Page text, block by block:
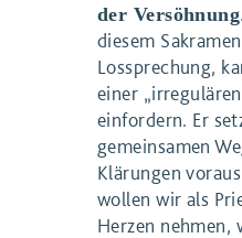
der Versöhnung
diesem
Lossprechung,
einer
einfordern. Er
gemeinsamen
Klärungen
wollen wir als
Herzen nehmen,